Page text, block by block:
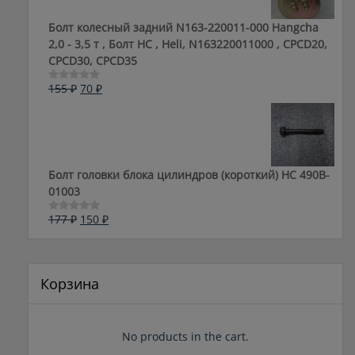
Болт колесный задний N163-220011-000 Hangcha
2,0 - 3,5 т , Болт HC , Heli, N163220011000 , CPCD20,
CPCD30, CPCD35
Оценка
155₽ Первоначальная
70 ₽Текущая
Болт головки блока цилиндров (короткий) НС 490B-
01003
Оценка
177₽ Первоначальная
150 ₽Текущая
Корзина
No products in the cart.